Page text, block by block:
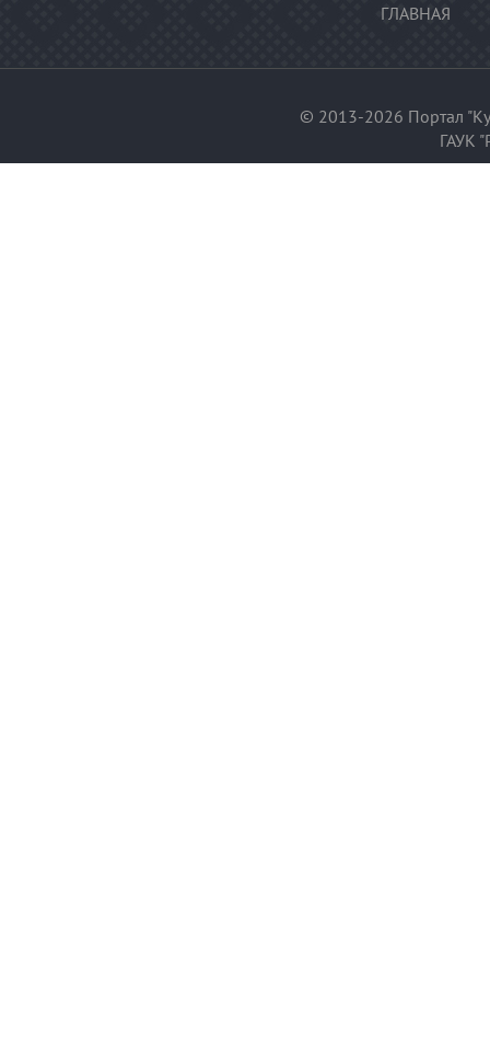
ГЛАВНАЯ
© 2013-2026 Портал
ГАУК